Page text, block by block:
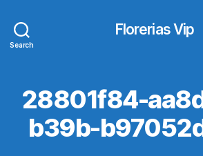
Search
Florerias Vip
28801f84-
b39b-